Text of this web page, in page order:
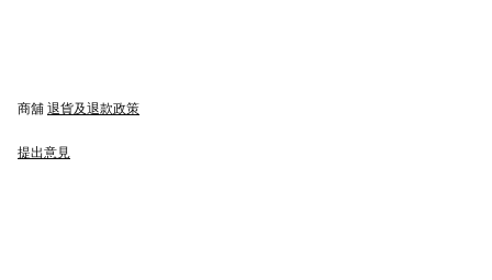
商舖 退貨及退款政策
提出意見